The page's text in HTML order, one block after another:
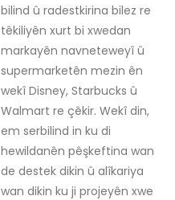
bilind û radestkirina bilez re
têkiliyên xurt bi xwedan
markayên navneteweyî û
supermarketên mezin ên
wekî Disney, Starbucks û
Walmart re çêkir. Wekî din,
em serbilind in ku di
hewildanên pêşkeftina wan
de destek dikin û alîkariya
wan dikin ku ji projeyên xwe